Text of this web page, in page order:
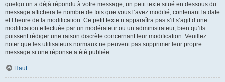
quelqu’un a déjà répondu à votre message, un petit texte situé en dessous du
message affichera le nombre de fois que vous l’avez modifié, contenant la date
et l’heure de la modification. Ce petit texte n’apparaîtra pas s’il s’agit d’une
modification effectuée par un modérateur ou un administrateur, bien qu’ils
puissent rédiger une raison discrète concernant leur modification. Veuillez
noter que les utilisateurs normaux ne peuvent pas supprimer leur propre
message si une réponse a été publiée.
Haut